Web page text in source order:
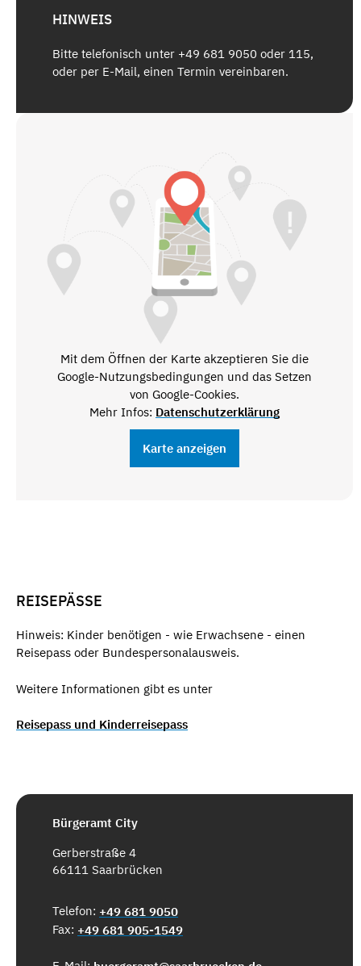
HINWEIS
Bitte telefonisch unter +49 681 9050 oder 115,
oder per E-Mail, einen Termin vereinbaren.
Mit dem Öffnen der Karte akzeptieren Sie die
Google-Nutzungsbedingungen und das Setzen
von Google-Cookies.
Mehr Infos: Datenschutzerklärung
Karte anzeigen
REISEPÄSSE
Hinweis: Kinder benötigen - wie Erwachsene - einen
Reisepass oder Bundespersonalausweis.
Weitere Informationen gibt es unter
Reisepass und Kinderreisepass
Bürgeramt City
Gerberstraße 4
66111 Saarbrücken
Telefon: +49 681 9050
Fax: +49 681 905-1549